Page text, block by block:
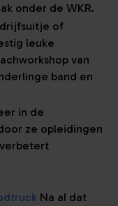
onder de WKR.
of
leuke
van
band en
in de
ze opleidingen
Na al dat